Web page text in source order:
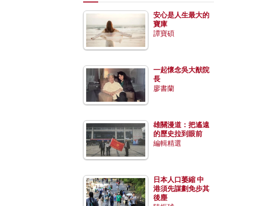
安心是人生最大的
寶庫
譚寶碩
一起懷念吳大猷院
長
廖書蘭
雄關漫道：把遙遠
的歷史拉到眼前
編輯精選
日本人口萎縮 中
港須先謀劃免步其
後塵